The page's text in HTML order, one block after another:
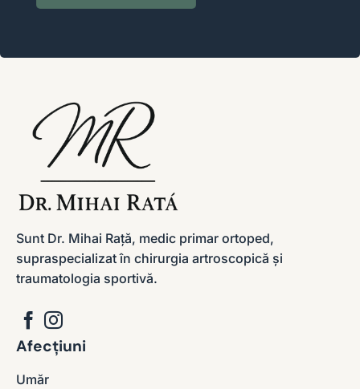
Sunt Dr. Mihai Rață, medic primar ortoped,
supraspecializat în chirurgia artroscopică și
traumatologia sportivă.
Afecțiuni
Umăr